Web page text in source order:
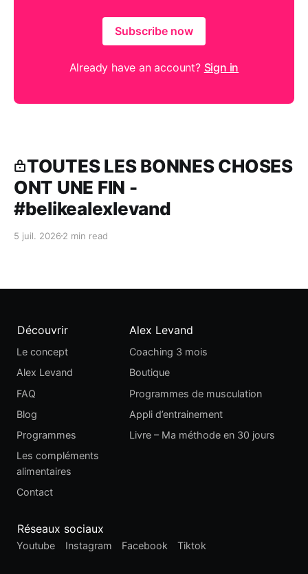
Subscribe now
Already have an account? Sign in
TOUTES LES BONNES CHOSES
ONT UNE FIN -
#belikealexlevand
5 juil. 2026 2 min read
Découvrir
Le concept
Alex Levand
FAQ
Blog
Programmes
Les compléments
alimentaires
Contact
Alex Levand
Coaching 3 mois
Boutique
Programmes de musculation
Appli d’entrainement
Livre – Ma méthode en 30 jours
Réseaux sociaux
Youtube Instagram Facebook Tiktok